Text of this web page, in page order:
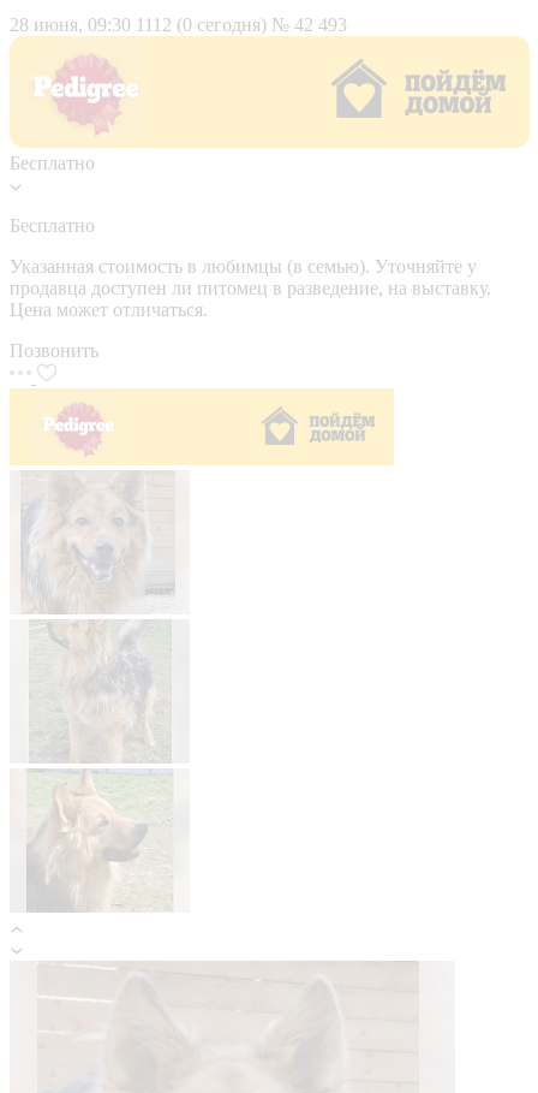
28 июня, 09:30 1112 (0 сегодня) № 42 493
Бесплатно
Бесплатно
Указанная стоимость в любимцы (в семью). Уточняйте у
продавца доступен ли питомец в разведение, на выставку.
Цена может отличаться.
Позвонить